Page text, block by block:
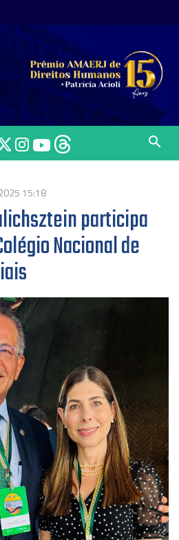
search
15:18
participa
Nacional de